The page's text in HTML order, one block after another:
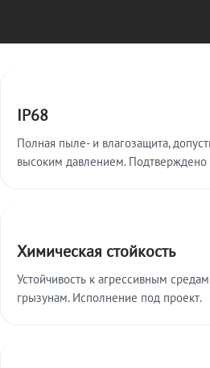
IP68
Полная пыле- и влагозащита,
высоким давлением. Подтверждено
Химическая стойкость
Устойчивость к агрессивным
грызунам. Исполнение под проект.